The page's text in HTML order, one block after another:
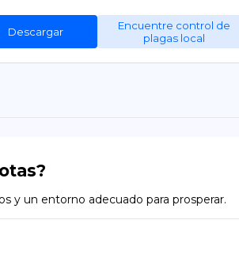
Descargar
Encuentre control de
plagas local
y un entorno adecuado para prosperar.